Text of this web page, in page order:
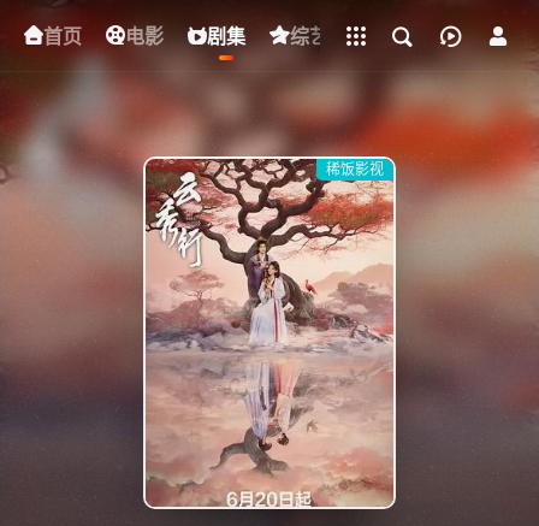
首页 电影 剧集 综艺 动漫 短剧
下载客户端
稀饭影视